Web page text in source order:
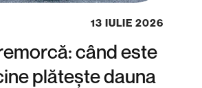
13 IULIE 2026
când este
plătește dauna